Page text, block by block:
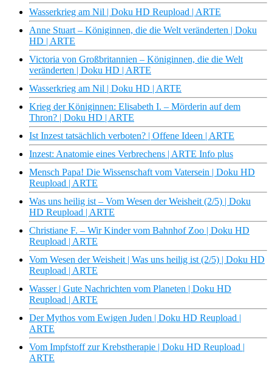
Wasserkrieg am Nil | Doku HD Reupload | ARTE
Anne Stuart – Königinnen, die die Welt veränderten | Doku
HD | ARTE
Victoria von Großbritannien – Königinnen, die die Welt
veränderten | Doku HD | ARTE
Wasserkrieg am Nil | Doku HD | ARTE
Krieg der Königinnen: Elisabeth I. – Mörderin auf dem
Thron? | Doku HD | ARTE
Ist Inzest tatsächlich verboten? | Offene Ideen | ARTE
Inzest: Anatomie eines Verbrechens | ARTE Info plus
Mensch Papa! Die Wissenschaft vom Vatersein | Doku HD
Reupload | ARTE
Was uns heilig ist – Vom Wesen der Weisheit (2/5) | Doku
HD Reupload | ARTE
Christiane F. – Wir Kinder vom Bahnhof Zoo | Doku HD
Reupload | ARTE
Vom Wesen der Weisheit | Was uns heilig ist (2/5) | Doku HD
Reupload | ARTE
Wasser | Gute Nachrichten vom Planeten | Doku HD
Reupload | ARTE
Der Mythos vom Ewigen Juden | Doku HD Reupload |
ARTE
Vom Impfstoff zur Krebstherapie | Doku HD Reupload |
ARTE